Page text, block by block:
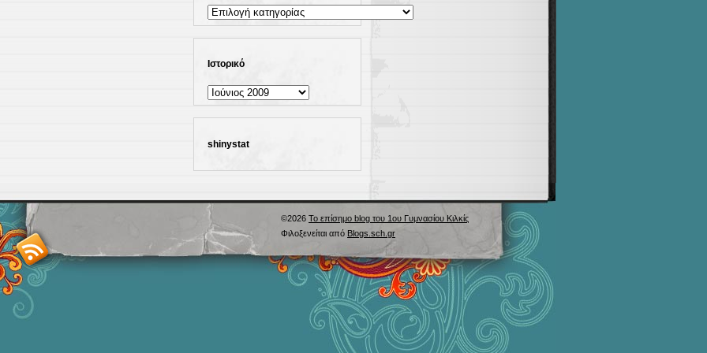
Kατηγορίες
Ιστορικό
Ιστορικό
shinystat
©2026 Το επίσημο blog του 1ου Γυμνασίου Κιλκίς
Φιλοξενείται από Blogs.sch.gr